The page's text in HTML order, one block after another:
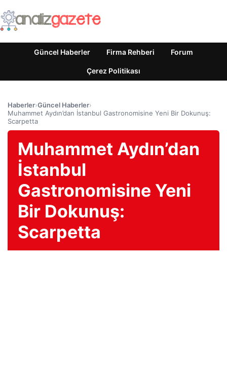
Güncel Haberler Firma Rehberi Forum
Çerez Politikası
Haberler›Güncel Haberler›
Muhammet Aydın’dan İstanbul Gastronomisine Yeni Bir Dokunuş:
Scarpetta
Muhammet Aydın’dan
İstanbul
Gastronomisine Yeni
Bir Dokunuş:
Scarpetta